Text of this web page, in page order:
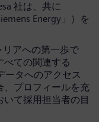
社は、共に
Energy」）を
リアへの第一歩で
ての関連する
ータへのアクセス
、プロフィールを充
て採用担当者の目